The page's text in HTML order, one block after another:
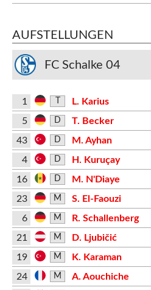
AUFSTELLUNGEN
FC Schalke 04
1
L. Karius
5
D
T. Becker
43
D M. Ayhan
4 D
H. Kuruçay
16
D
M. N'Diaye
23
M
S. El-Faouzi
6
M
R. Schallenberg
21
M D. Ljubičić
19 M K. Karaman
24 M A. Aouchiche